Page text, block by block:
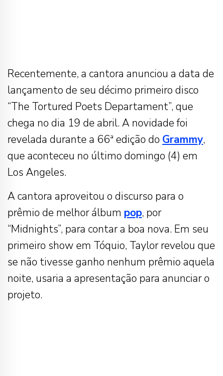
Recentemente, a cantora anunciou a data de
lançamento de seu décimo primeiro disco
“The Tortured Poets Departament”, que
chega no dia 19 de abril. A novidade foi
revelada durante a 66ª edição do Grammy,
que aconteceu no último domingo (4) em
Los Angeles.
A cantora aproveitou o discurso para o
prêmio de melhor álbum pop, por
“Midnights”, para contar a boa nova. Em seu
primeiro show em Tóquio, Taylor revelou que
se não tivesse ganho nenhum prêmio aquela
noite, usaria a apresentação para anunciar o
projeto.